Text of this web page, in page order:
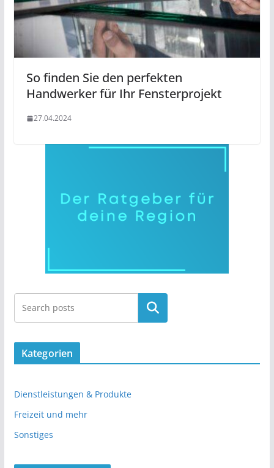
So finden Sie den perfekten
Handwerker für Ihr Fensterprojekt
27.04.2024
Kategorien
Dienstleistungen & Produkte
Freizeit und mehr
Sonstiges